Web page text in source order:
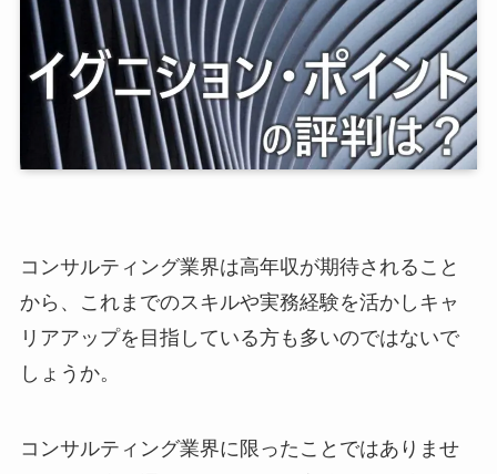
コンサルティング業界は高年収が期待されること
から、これまでのスキルや実務経験を活かしキャ
リアアップを目指している方も多いのではないで
しょうか。
コンサルティング業界に限ったことではありませ